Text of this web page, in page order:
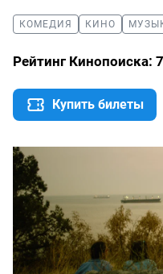
КОМЕДИЯ КИНО
Рейтинг Кинопоиска:
Купить билеты